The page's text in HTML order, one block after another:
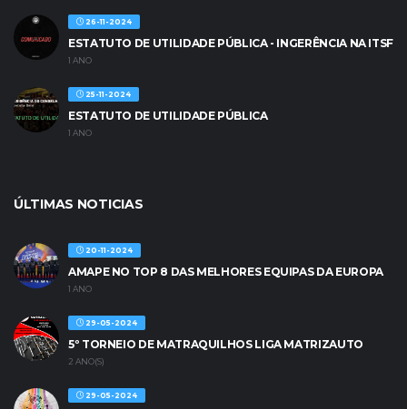
26-11-2024
ESTATUTO DE UTILIDADE PÚBLICA - INGERÊNCIA NA ITSF
1 ANO
25-11-2024
ESTATUTO DE UTILIDADE PÚBLICA
1 ANO
ÚLTIMAS NOTICIAS
20-11-2024
AMAPE NO TOP 8 DAS MELHORES EQUIPAS DA EUROPA
1 ANO
29-05-2024
5º TORNEIO DE MATRAQUILHOS LIGA MATRIZAUTO
2 ANO(S)
29-05-2024